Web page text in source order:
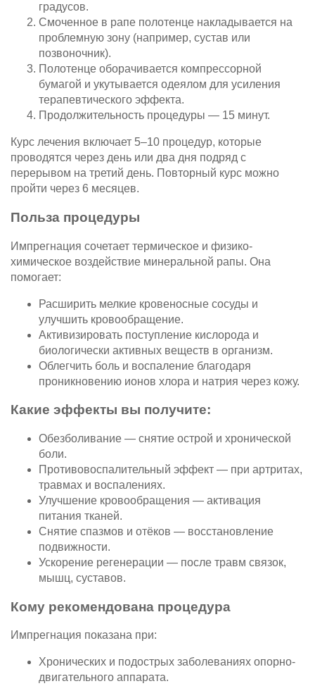
градусов.
Смоченное в рапе полотенце накладывается на
проблемную зону (например, сустав или
позвоночник).
Полотенце оборачивается компрессорной
бумагой и укутывается одеялом для усиления
терапевтического эффекта.
Продолжительность процедуры — 15 минут.
Курс лечения включает 5–10 процедур, которые
проводятся через день или два дня подряд с
перерывом на третий день. Повторный курс можно
пройти через 6 месяцев.
Польза процедуры
Импрегнация сочетает термическое и физико-
химическое воздействие минеральной рапы. Она
помогает:
Расширить мелкие кровеносные сосуды и
улучшить кровообращение.
Активизировать поступление кислорода и
биологически активных веществ в организм.
Облегчить боль и воспаление благодаря
проникновению ионов хлора и натрия через кожу.
Какие эффекты вы получите:
Обезболивание — снятие острой и хронической
боли.
Противовоспалительный эффект — при артритах,
травмах и воспалениях.
Улучшение кровообращения — активация
питания тканей.
Снятие спазмов и отёков — восстановление
подвижности.
Ускорение регенерации — после травм связок,
мышц, суставов.
Кому рекомендована процедура
Импрегнация показана при:
Хронических и подострых заболеваниях опорно-
двигательного аппарата.